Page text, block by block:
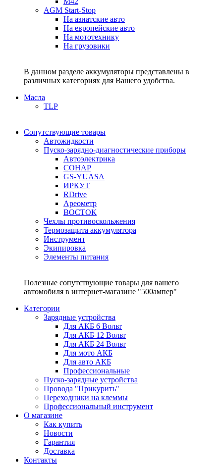
AGM Start-Stop
На азиатские авто
На европейские авто
На мототехнику
На грузовики
В данном разделе аккумуляторы представлены в
различных категориях для Вашего удобства.
Масла
TLP
Сопутствующие товары
Автожидкости
Пуско-зарядно-диагностические приборы
Автоэлектрика
СОНАР
GS-YUASA
ИРКУТ
RDrive
Ареометр
ВОСТОК
Чехлы противоскольжения
Термозащита аккумулятора
Инструмент
Экипировка
Элементы питания
Полезные сопутствующие товары для вашего
автомобиля в интернет-магазине "500ампер"
Категории
Зарядные устройства
Для АКБ 6 Вольт
Для АКБ 12 Вольт
Для АКБ 24 Вольт
Для мото АКБ
Для авто АКБ
Профессиональные
Пуско-зарядные устройства
Провода "Прикурить"
Переходники на клеммы
Профессиональный инструмент
О магазине
Как купить
Новости
Гарантия
Доставка
Контакты